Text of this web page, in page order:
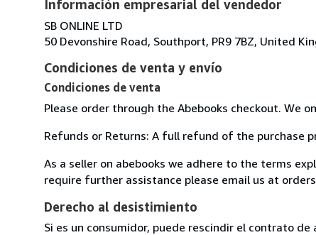
Información empresarial del vendedor
SB ONLINE LTD
50 Devonshire Road, Southport, PR9 7BZ, United
Condiciones de venta y envío
Condiciones de venta
Please order through the Abebooks checkout. We
Refunds or Returns: A full refund of the purchase
As a seller on abebooks we adhere to the terms
require further assistance please email us at
Derecho al desistimiento
Si es un consumidor, puede rescindir el contrato